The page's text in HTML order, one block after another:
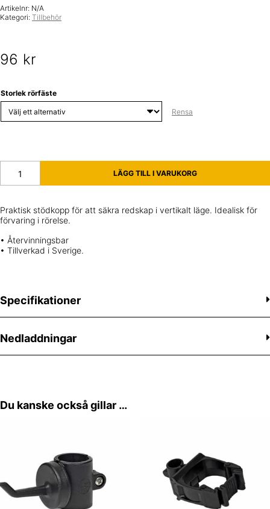
Artikelnr: N/A
Kategori: Tillbehör
96 kr
Storlek rörfäste
Rensa
LÄGG TILL I VARUKORG
Praktisk stödkopp för att säkra redskap i vertikalt läge. Idealisk för
förvaring i rörelse.
• Återvinningsbar
• Tillverkad i Sverige.
Specifikationer
Nedladdningar
Du kanske också gillar …